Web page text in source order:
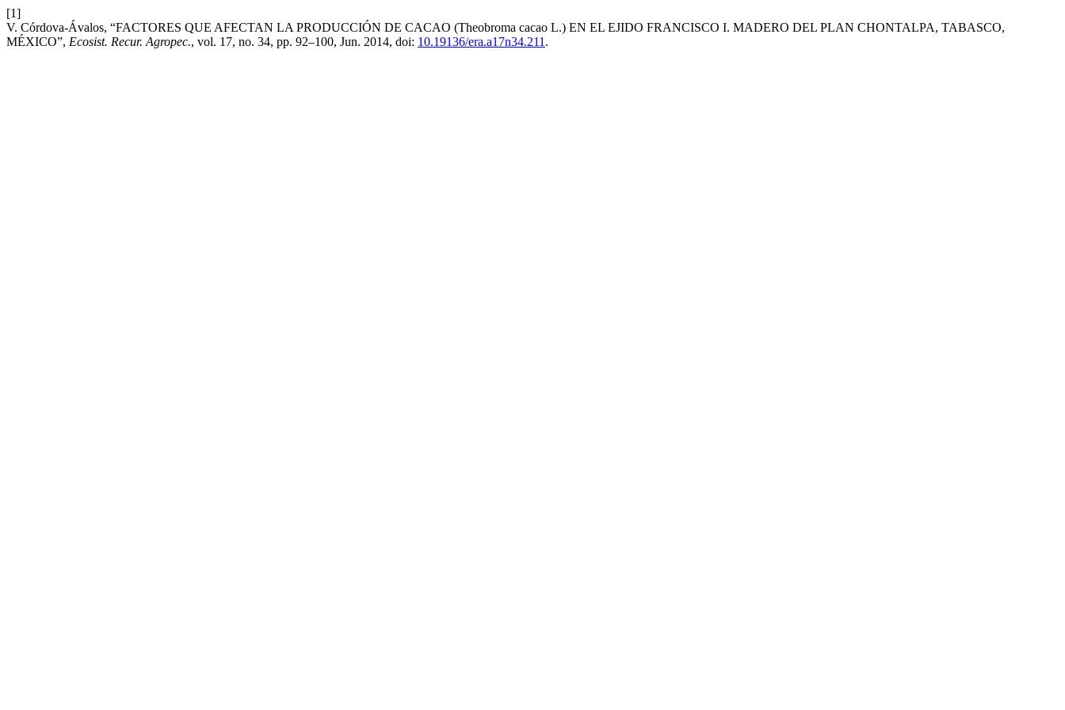
[1]
V. Córdova-Ávalos, “FACTORES QUE AFECTAN LA PRODUCCIÓN DE CACAO (Theobroma cacao L.) EN EL EJIDO FRANCISCO I. MADERO DEL PLAN CHONTALPA, TABASCO,
MÉXICO”, Ecosist. Recur. Agropec., vol. 17, no. 34, pp. 92–100, Jun. 2014, doi: 10.19136/era.a17n34.211 .